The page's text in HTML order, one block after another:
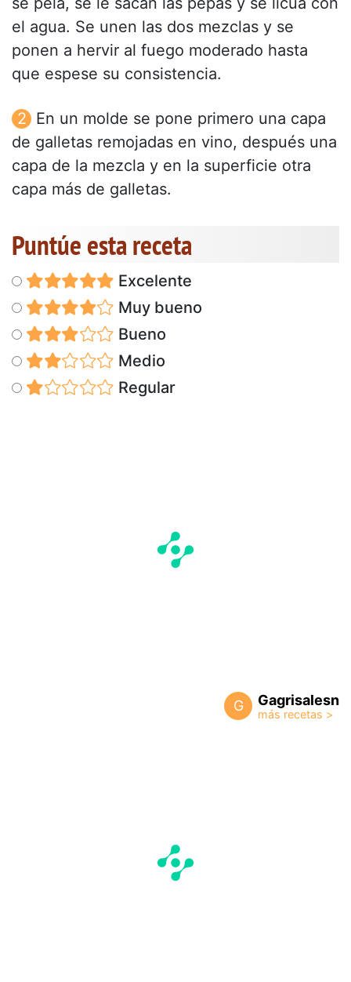
el agua. Se unen las dos mezclas y se
ponen a hervir al fuego moderado hasta
que espese su consistencia.
En un molde se pone primero una capa
de galletas remojadas en vino, después una
capa de la mezcla y en la superficie otra
capa más de galletas.
Puntúe esta receta
Excelente
Muy bueno
Bueno
Medio
Regular
G Gagrisalesn